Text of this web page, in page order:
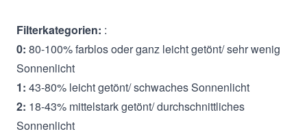
Filterkategorien: :
0: 80-100% farblos oder ganz leicht getönt/ sehr wenig
Sonnenlicht
1: 43-80% leicht getönt/ schwaches Sonnenlicht
2: 18-43% mittelstark getönt/ durchschnittliches
Sonnenlicht